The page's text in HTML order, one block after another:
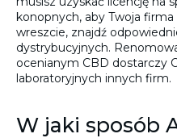
konopnych, aby Twoja firma
wreszcie, znajdź
dystrybucyjnych.
ocenianym CBD dostarczy
laboratoryjnych innych firm.
W jaki sposób